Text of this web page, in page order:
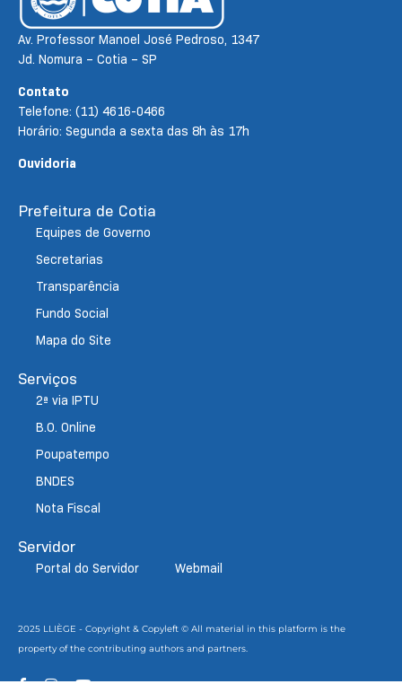
Av. Professor Manoel José Pedroso, 1347
Jd. Nomura – Cotia – SP
Contato
Telefone: (11) 4616-0466
Horário: Segunda a sexta das 8h às 17h
Ouvidoria
Prefeitura de Cotia
Equipes de Governo
Secretarias
Transparência
Fundo Social
Mapa do Site
Serviços
2ª via IPTU
B.O. Online
Poupatempo
BNDES
Nota Fiscal
Servidor
Portal do Servidor Webmail
2025 LLIÈGE - Copyright & Copyleft © All material in this platform is the
property of the contributing authors and partners.